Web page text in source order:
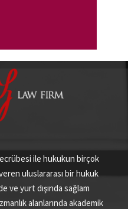
ile hukukun birçok
uluslararası bir hukuk
ve yurt dışında sağlam
alanlarında akademik